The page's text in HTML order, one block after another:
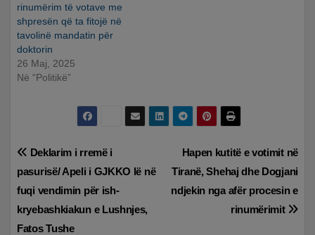
rinumërim të votave me
shpresën që ta fitojë në
tavolinë mandatin për
doktorin
26 Maj, 2025
Në “Politikë”
Lëvizje
te
postimet
Hapen kutitë e votimit në
Tiranë, Shehaj dhe Dogjani
ndjekin nga afër procesin e
rinumërimit
Deklarim i rremë i
pasurisë/ Apeli i GJKKO lë në
fuqi vendimin për ish-
kryebashkiakun e Lushnjes,
Fatos Tushe